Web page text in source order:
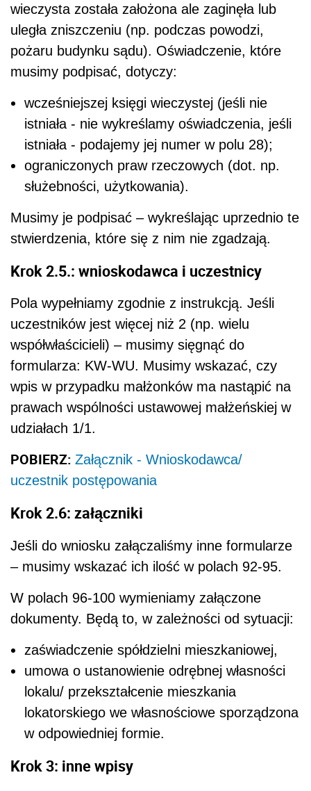
wieczysta została założona ale zaginęła lub
uległa zniszczeniu (np. podczas powodzi,
pożaru budynku sądu). Oświadczenie, które
musimy podpisać, dotyczy:
wcześniejszej księgi wieczystej (jeśli nie
istniała - nie wykreślamy oświadczenia, jeśli
istniała - podajemy jej numer w polu 28);
ograniczonych praw rzeczowych (dot. np.
służebności, użytkowania).
Musimy je podpisać – wykreślając uprzednio te
stwierdzenia, które się z nim nie zgadzają.
Krok 2.5.: wnioskodawca i uczestnicy
Pola wypełniamy zgodnie z instrukcją. Jeśli
uczestników jest więcej niż 2 (np. wielu
współwłaścicieli) – musimy sięgnąć do
formularza: KW-WU. Musimy wskazać, czy
wpis w przypadku małżonków ma nastąpić na
prawach wspólności ustawowej małżeńskiej w
udziałach 1/1.
POBIERZ: Załącznik - Wnioskodawca/
uczestnik postępowania
Krok 2.6: załączniki
Jeśli do wniosku załączaliśmy inne formularze
– musimy wskazać ich ilość w polach 92-95.
W polach 96-100 wymieniamy załączone
dokumenty. Będą to, w zależności od sytuacji:
zaświadczenie spółdzielni mieszkaniowej,
umowa o ustanowienie odrębnej własności
lokalu/ przekształcenie mieszkania
lokatorskiego we własnościowe sporządzona
w odpowiedniej formie.
Krok 3: inne wpisy